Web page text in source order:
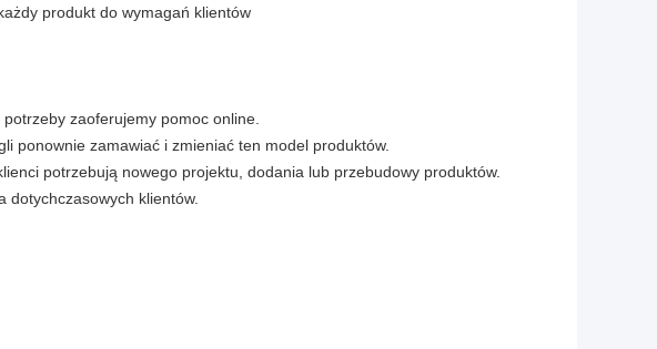
produkt do wymagań klientów
zaoferujemy pomoc online.
ponownie zamawiać i zmieniać ten model produktów.
potrzebują nowego projektu, dodania lub przebudowy produktów.
dotychczasowych klientów.